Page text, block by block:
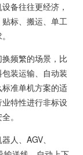
备往往更经济，
标、搬运、单工
频繁的场景，比
装运输、自动装
准单机方案的适
特性进行非标设
。
人、AGV、